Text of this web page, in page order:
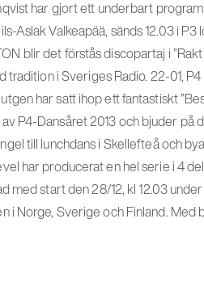
har gjort ett underbart
Aslak Valkeapää, sänds 12.03 i P3
blir det förstås discopartaj i
tradition i Sveriges Radio. 22-01,
har satt ihop ett fantastiskt
P4-Dansåret 2013 och bjuder på
till lunchdans i Skellefteå och
har producerat en hel serie i 4
med start den 28/12, kl 12.03
i Norge, Sverige och Finland. Med